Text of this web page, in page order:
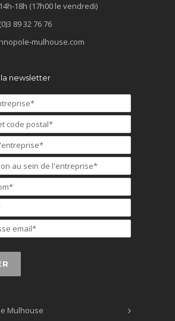
18h (17h00 le vendredi)
89 32 76 76
mulhouse.com
newsletter
Mulhouse